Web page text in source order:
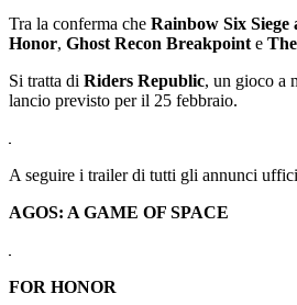
Tra la conferma che Rainbow Six Siege
Honor, Ghost Recon Breakpoint e
Si tratta di Riders Republic, un gioco a
lancio previsto per il 25 febbraio.
A seguire i trailer di tutti gli annunci
AGOS: A GAME OF SPACE
FOR HONOR